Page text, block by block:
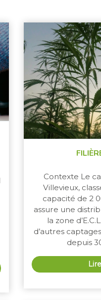
Contexte Le
Villevieux,
capacité de 2
assure une
la zone
d’autres
depuis